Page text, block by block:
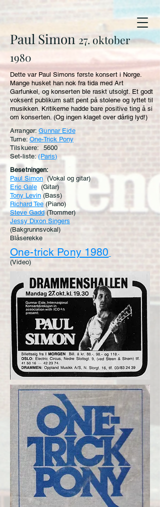
Paul Simon 27. oktober
1980
Dette var Paul Simons første konsert i Norge.
Mange husket han nok fra tida med Art
Garfunkel, og konserten ble raskt utsolgt. Et godt
voksent publikum satt pent på stolene og lyttet til
musikken. Kritikerne hadde bare positive ting å si
om konserten. (Og ingen klaget over dårlig lyd!)
Arrangør:Gunnar Eide
Turne: One-Trick Pony
Tilskuere: 5600
Set-liste:(Paris)
Besetningen:
Paul Simon (Vokal og gitar)
Eric Gale (Gitar)
Tony Levin (Bass)
Richard Tee (Piano)
Steve Gadd(Trommer)
Jessy Dixon Singers
(Bakgrunnsvokal)
Blåserekke
One-trick Pony 1980
(Video)